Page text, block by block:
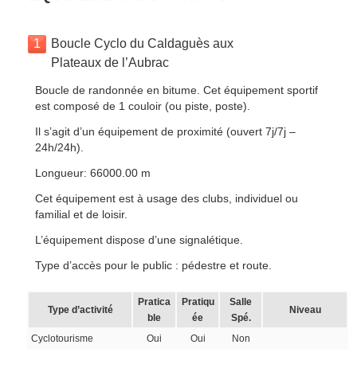
1
Boucle Cyclo du Caldaguès aux
Plateaux de l’Aubrac
Boucle de randonnée en bitume. Cet équipement sportif
est composé de 1 couloir (ou piste, poste).
Il s’agit d’un équipement de proximité (ouvert 7j/7j –
24h/24h).
Longueur: 66000.00 m
Cet équipement est à usage des clubs, individuel ou
familial et de loisir.
L’équipement dispose d’une signalétique.
Type d’accès pour le public : pédestre et route.
Type d’activité
Pratica
ble
Pratiqu
ée
Salle
Spé.
Niveau
Cyclotourisme Oui Oui Non